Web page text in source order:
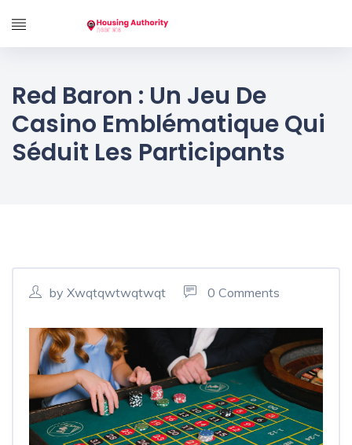
Red Baron : Un Jeu De
Casino Emblématique Qui
Séduit Les Participants
by Xwqtqwtwqtwqt 0 Comments